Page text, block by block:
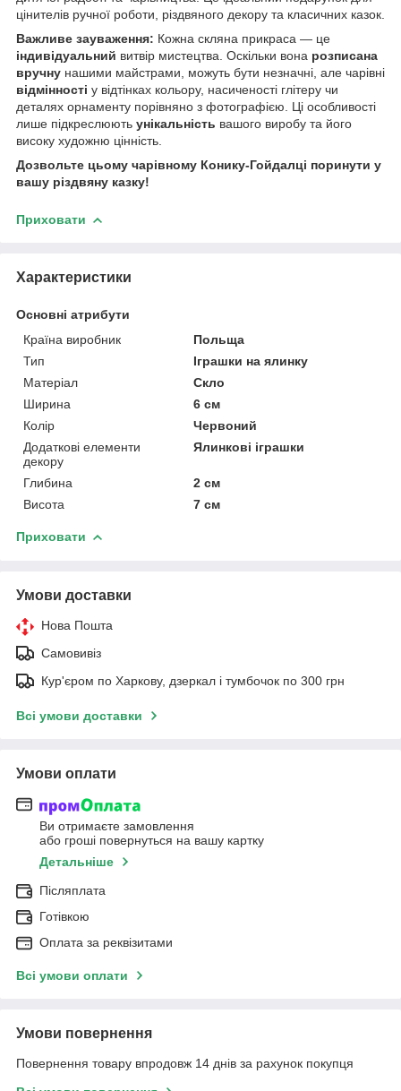
цінителів ручної роботи, різдвяного декору та класичних казок.
Важливе зауваження: Кожна скляна прикраса — це
індивідуальний витвір мистецтва. Оскільки вона розписана
вручну нашими майстрами, можуть бути незначні, але чарівні
відмінності у відтінках кольору, насиченості глітеру чи
деталях орнаменту порівняно з фотографією. Ці особливості
лише підкреслюють унікальність вашого виробу та його
високу художню цінність.
Дозвольте цьому чарівному Конику-Гойдалці поринути у
вашу різдвяну казку!
Приховати
Характеристики
Основні атрибути
Країна виробник
Польща
Тип
Іграшки на ялинку
Матеріал
Скло
Ширина
6 см
Колір
Червоний
Додаткові елементи
декору
Ялинкові іграшки
Глибина
2 см
Висота
7 см
Приховати
Умови доставки
Нова Пошта
Самовивіз
Кур'єром по Харкову, дзеркал і тумбочок по 300 грн
Всі умови доставки
Умови оплати
Ви отримаєте замовлення
або гроші повернуться на вашу картку
Детальніше
Післяплата
Готівкою
Оплата за реквізитами
Всі умови оплати
Умови повернення
Повернення товару впродовж 14 днів за рахунок покупця